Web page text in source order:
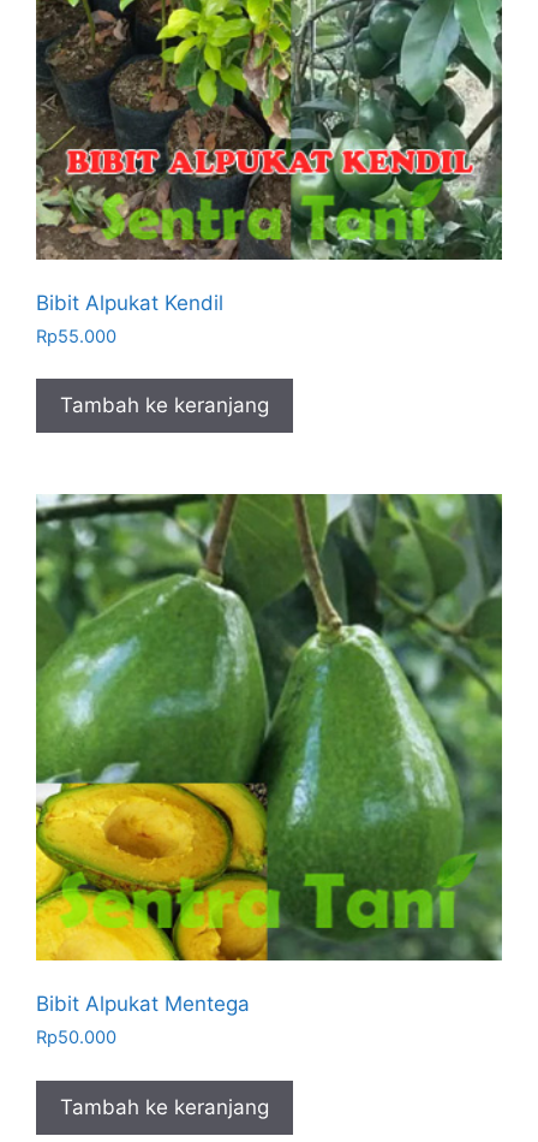
Bibit Alpukat Kendil
Rp55.000
Tambah ke keranjang
Bibit Alpukat Mentega
Rp50.000
Tambah ke keranjang